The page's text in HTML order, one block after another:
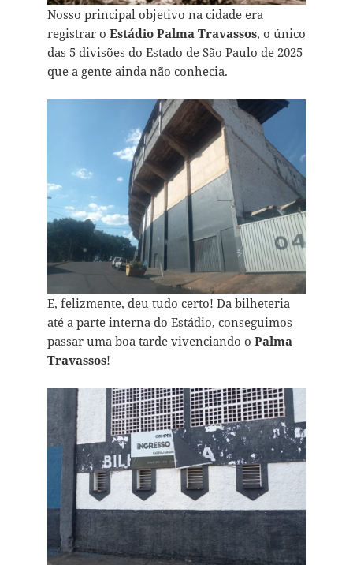
Nosso principal objetivo na cidade era
registrar o Estádio Palma Travassos, o único
das 5 divisões do Estado de São Paulo de 2025
que a gente ainda não conhecia.
E, felizmente, deu tudo certo! Da bilheteria
até a parte interna do Estádio, conseguimos
passar uma boa tarde vivenciando o Palma
Travassos!